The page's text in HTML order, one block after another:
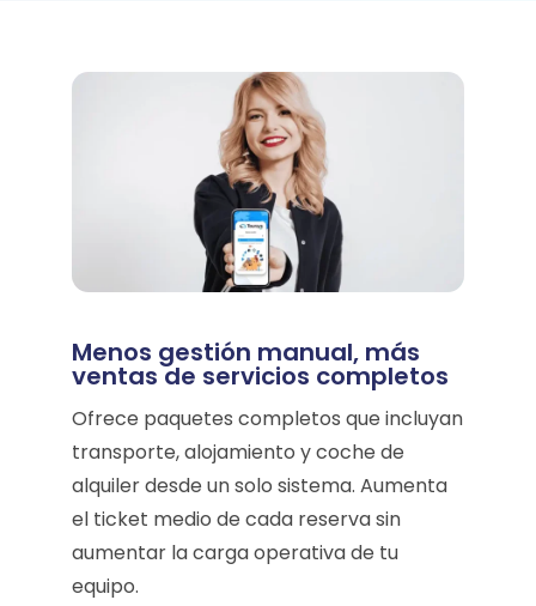
Menos gestión manual, más
ventas de servicios completos
Ofrece paquetes completos que incluyan
transporte, alojamiento y coche de
alquiler desde un solo sistema. Aumenta
el ticket medio de cada reserva sin
aumentar la carga operativa de tu
equipo.